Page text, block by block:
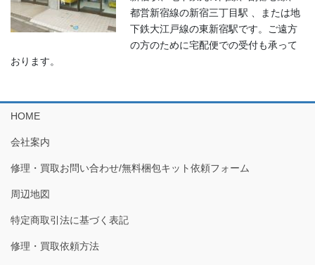
都営新宿線の新宿三丁目駅 、または地
下鉄大江戸線の東新宿駅です。ご遠方
の方のために宅配便での受付も承って
おります。
HOME
会社案内
修理・買取お問い合わせ/無料梱包キット依頼フォーム
周辺地図
特定商取引法に基づく表記
修理・買取依頼方法